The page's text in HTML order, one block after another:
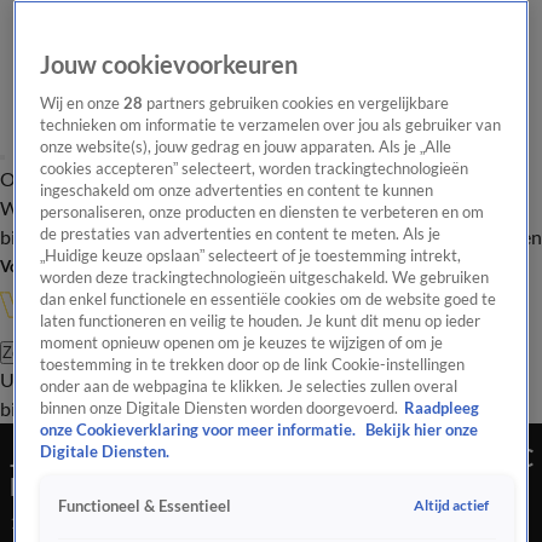
Overzicht Onze programma's Uitzendingen Onze gezichten
In de
WandelgangenInterviewsUitzending
bijwonenPodcastShopVeelgestelde vragenKijkersvraag insturen
Volg Vandaag Inside
Zoeken
UitzendingenVandaag InsideDe OranjezomerShopUitzending
bijwonen
Johan Derksen laakt juridische stappen van NAC
Breda: 'Ze moeten niet zo onsportief doen!'
15 apr 2026, 23:01
Jouw cookievoorkeuren
Wij en onze28 partners gebruiken cookies en vergelijkbare
technieken om informatie te verzamelen over jou als gebruiker van
onze website(s), jouw gedrag en jouw apparaten. Als je „Alle
cookies accepteren” selecteert, worden trackingtechnologieën
ingeschakeld om onze advertenties en content te kunnen
personaliseren, onze producten en diensten te verbeteren en om
de prestaties van advertenties en content te meten. Als je
„Huidige keuze opslaan” selecteert of je toestemming intrekt,
worden deze trackingtechnologieën uitgeschakeld. We gebruiken
dan enkel functionele en essentiële cookies om de website goed te
laten functioneren en veilig te houden. Je kunt dit menu op ieder
moment opnieuw openen om je keuzes te wijzigen of om je
toestemming in te trekken door op de link Cookie-instellingen
onder aan de webpagina te klikken. Je selecties zullen overal
binnen onze Digitale Diensten worden doorgevoerd. Raadpleeg
onze Cookieverklaring voor meer informatie.
Bekijk hier onze
Digitale Diensten.
Functioneel & Essentieel Altijd actief